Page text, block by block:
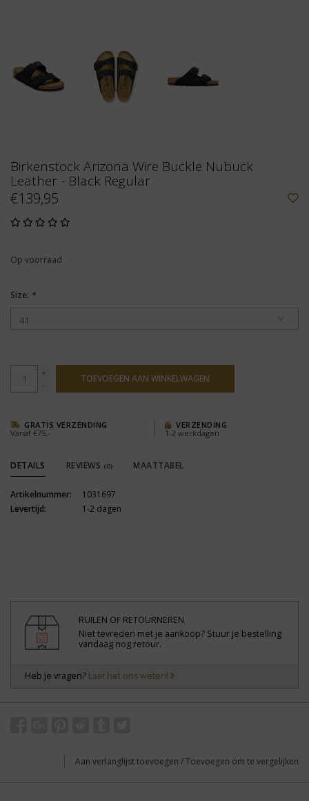
Birkenstock Arizona Wire Buckle Nubuck
Leather - Black Regular
€139,95
Op voorraad
Size: *
+
-
TOEVOEGEN AAN WINKELWAGEN
GRATIS VERZENDING
Vanaf €75,-
VERZENDING
1-2 werkdagen
DETAILS REVIEWS (0) MAATTABEL
Artikelnummer:
1031697
Levertijd:
1-2 dagen
RUILEN OF RETOURNEREN
Niet tevreden met je aankoop? Stuur je bestelling
vandaag nog retour.
Heb je vragen? Laat het ons weten!
Aan verlanglijst toevoegen /Toevoegen om te vergelijken